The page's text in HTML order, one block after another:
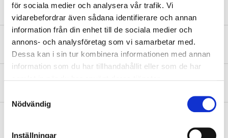
för sociala medier och analysera vår trafik. Vi
vidarebefordrar även sådana identifierare och annan
information från din enhet till de sociala medier och
annons- och analysföretag som vi samarbetar med.
Dessa kan i sin tur kombinera informationen med annan
information som du har tillhandahållit eller som de har
Nödvändig
Inställningar
Safety instructions and other information